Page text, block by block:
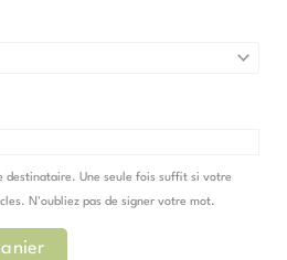
destinataire. Une seule fois suffit si votre
N'oubliez pas de signer votre mot.